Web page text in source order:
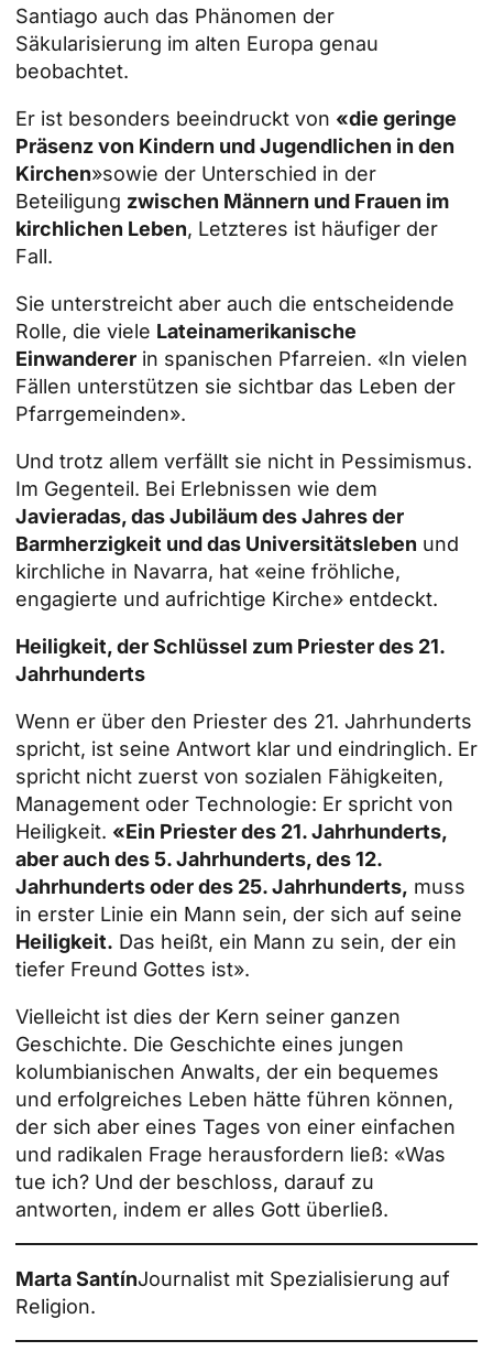
Santiago auch das Phänomen der
Säkularisierung im alten Europa genau
beobachtet.
Er ist besonders beeindruckt von «die geringe
Präsenz von Kindern und Jugendlichen in den
Kirchen»sowie der Unterschied in der
Beteiligung zwischen Männern und Frauen im
kirchlichen Leben, Letzteres ist häufiger der
Fall.
Sie unterstreicht aber auch die entscheidende
Rolle, die viele Lateinamerikanische
Einwanderer in spanischen Pfarreien. «In vielen
Fällen unterstützen sie sichtbar das Leben der
Pfarrgemeinden».
Und trotz allem verfällt sie nicht in Pessimismus.
Im Gegenteil. Bei Erlebnissen wie dem
Javieradas, das Jubiläum des Jahres der
Barmherzigkeit und das Universitätsleben und
kirchliche in Navarra, hat «eine fröhliche,
engagierte und aufrichtige Kirche» entdeckt.
Heiligkeit, der Schlüssel zum Priester des 21.
Jahrhunderts
Wenn er über den Priester des 21. Jahrhunderts
spricht, ist seine Antwort klar und eindringlich. Er
spricht nicht zuerst von sozialen Fähigkeiten,
Management oder Technologie: Er spricht von
Heiligkeit. «Ein Priester des 21. Jahrhunderts,
aber auch des 5. Jahrhunderts, des 12.
Jahrhunderts oder des 25. Jahrhunderts, muss
in erster Linie ein Mann sein, der sich auf seine
Heiligkeit. Das heißt, ein Mann zu sein, der ein
tiefer Freund Gottes ist».
Vielleicht ist dies der Kern seiner ganzen
Geschichte. Die Geschichte eines jungen
kolumbianischen Anwalts, der ein bequemes
und erfolgreiches Leben hätte führen können,
der sich aber eines Tages von einer einfachen
und radikalen Frage herausfordern ließ: «Was
tue ich? Und der beschloss, darauf zu
antworten, indem er alles Gott überließ.
Marta SantínJournalist mit Spezialisierung auf
Religion.